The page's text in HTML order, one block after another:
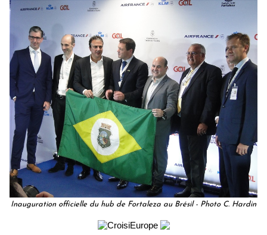
Inauguration officielle du hub de Fortaleza au Brésil - Photo C. Hardin